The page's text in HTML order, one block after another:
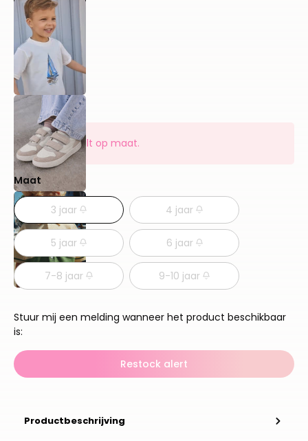
Dit artikel valt op maat.
Maat
3 jaar 4 jaar
5 jaar 6 jaar
7-8 jaar 9-10 jaar
Stuur mij een melding wanneer het product beschikbaar
is:
Restock alert
Productbeschrijving